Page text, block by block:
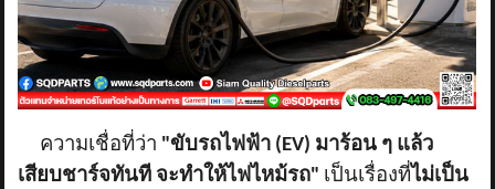
รีวิวลูกค้า2
RETURN AND REFUND POLICY
ความเชื่อที่ว่า "ขับรถไฟฟ้า (EV) มาร้อน ๆ แล้ว
เสียบชาร์จทันที จะทำให้ไฟไหม้รถ" เป็นเรื่องที่ ไม่เป็น